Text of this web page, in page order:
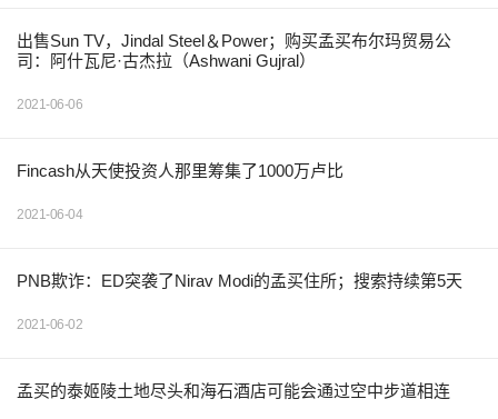
出售Sun TV，Jindal Steel＆Power；购买孟买布尔玛贸易公
司：阿什瓦尼·古杰拉（Ashwani Gujral）
2021-06-06
Fincash从天使投资人那里筹集了1000万卢比
2021-06-04
PNB欺诈：ED突袭了Nirav Modi的孟买住所；搜索持续第5天
2021-06-02
孟买的泰姬陵土地尽头和海石酒店可能会通过空中步道相连